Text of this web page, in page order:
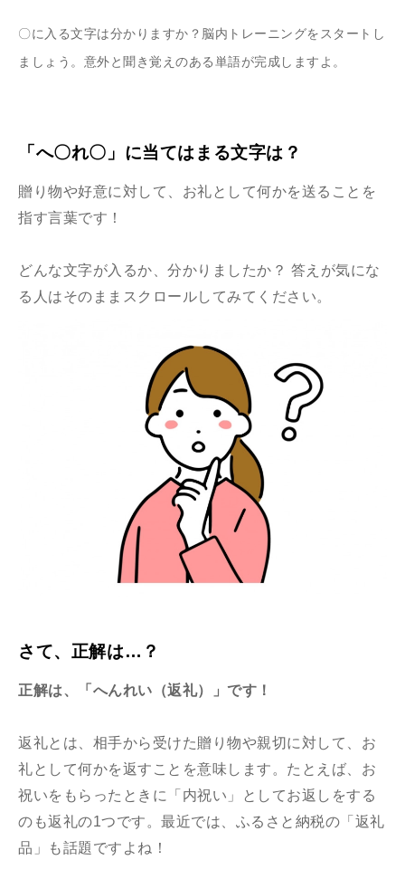
〇に入る文字は分かりますか？脳内トレーニングをスタートし
ましょう。意外と聞き覚えのある単語が完成しますよ。
「へ〇れ〇」に当てはまる文字は？
贈り物や好意に対して、お礼として何かを送ることを
指す言葉です！
どんな文字が入るか、分かりましたか？ 答えが気にな
る人はそのままスクロールしてみてください。
さて、正解は…？
正解は、「へんれい（返礼）」です！
返礼とは、相手から受けた贈り物や親切に対して、お
礼として何かを返すことを意味します。たとえば、お
祝いをもらったときに「内祝い」としてお返しをする
のも返礼の1つです。最近では、ふるさと納税の「返礼
品」も話題ですよね！